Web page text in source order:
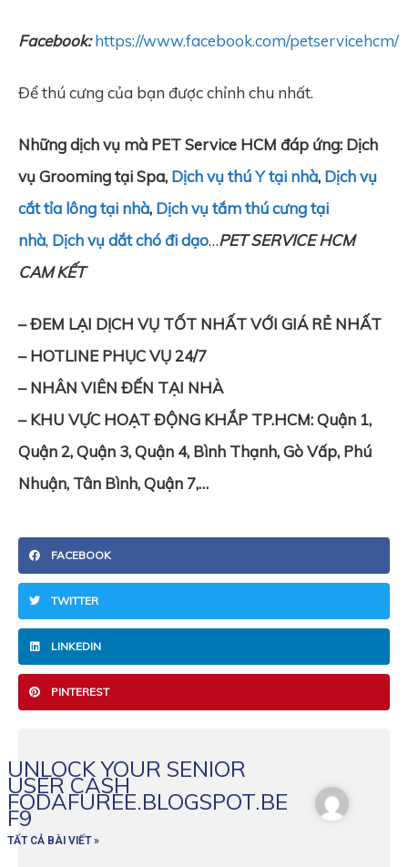
Facebook: https://www.facebook.com/petservicehcm/
Để thú cưng của bạn được chỉnh chu nhất.
Những dịch vụ mà PET Service HCM đáp ứng: Dịch
vụ Grooming tại Spa, Dịch vụ thú Y tại nhà, Dịch vụ
cắt tỉa lông tại nhà, Dịch vụ tắm thú cưng tại
nhà, Dịch vụ dắt chó đi dạo…PET SERVICE HCM
CAM KẾT
– ĐEM LẠI DỊCH VỤ TỐT NHẤT VỚI GIÁ RẺ NHẤT
– HOTLINE PHỤC VỤ 24/7
– NHÂN VIÊN ĐẾN TẠI NHÀ
– KHU VỰC HOẠT ĐỘNG KHẮP TP.HCM: Quận 1,
Quận 2, Quận 3, Quận 4, Bình Thạnh, Gò Vấp, Phú
Nhuận, Tân Bình, Quận 7,…
FACEBOOK
TWITTER
LINKEDIN
PINTEREST
UNLOCK YOUR SENIOR
USER CASH
FODAFUREE.BLOGSPOT.BE
F9
TẤT CẢ BÀI VIẾT »